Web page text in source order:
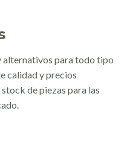
alternativos para todo tipo
calidad y precios
de piezas para las